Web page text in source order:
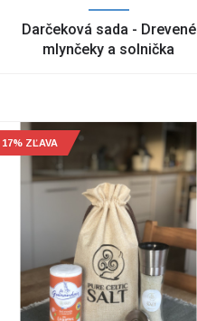
Darčeková sada - Drevené
mlynčeky a solnička
17% ZĽAVA